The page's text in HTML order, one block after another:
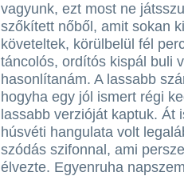
vagyunk, ezt most ne
szőkített nőből, amit sokan
követeltek, körülbelül fél
táncolós, ordítós kispál buli
hasonlítanám. A lassabb
hogyha egy jól ismert régi
lassabb verzióját kaptuk. Át
húsvéti hangulata volt
szódás szifonnal, ami
élvezte. Egyenruha